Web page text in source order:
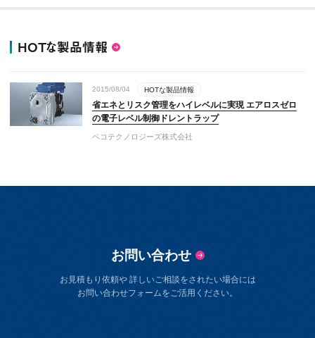
HOTな製品情報
2015/08/04 HOTな製品情報
省エネとリスク管理をハイレベルに実現 エアロスゼロ
の電子レベル制御ドレントラップ
ベコテクノロジーズ株式会社​
お問い合わせ
お見積もり依頼や 詳しいご相談をされたい場合には
お問い合わせフォームをご活用ください。